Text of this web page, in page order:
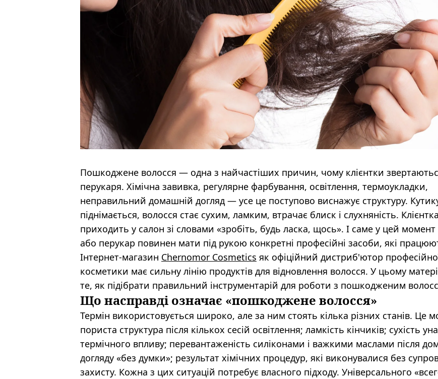
Пошкоджене волосся — одна з найчастіших причин, чому клієнтки
перукаря. Хімічна завивка, регулярне фарбування, освітлення, термоукладки,
неправильний домашній догляд — усе це поступово виснажує структуру.
піднімається, волосся стає сухим, ламким, втрачає блиск і слухняність. Клієнтка
приходить у салон зі словами «зробіть, будь ласка, щось». І саме у цей
або перукар повинен мати під рукою конкретні професійні засоби, які
Інтернет-магазин Chernomor Cosmetics як офіційний дистриб'ютор
косметики має сильну лінію продуктів для відновлення волосся. У цьому
те, як підібрати правильний інструментарій для роботи з пошкодженим
Що насправді означає «пошкоджене волосся»
Термін використовується широко, але за ним стоять кілька різних станів. Це
пориста структура після кількох сесій освітлення; ламкість кінчиків; сухість
термічного впливу; перевантаженість силіконами і важкими маслами після
догляду «без думки»; результат хімічних процедур, які виконувалися без
захисту. Кожна з цих ситуацій потребує власного підходу. Універсального